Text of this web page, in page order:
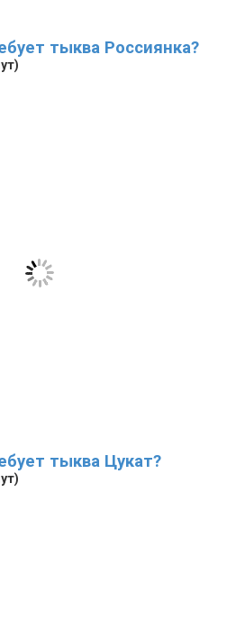
тыква Россиянка?
тыква Цукат?